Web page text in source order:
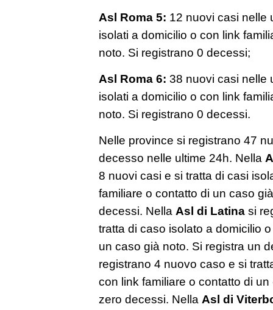
Asl Roma 5: 12 nuovi casi nelle
isolati a domicilio o con link
noto. Si registrano 0 decessi;
Asl Roma 6: 38 nuovi casi nelle
isolati a domicilio o con link
noto. Si registrano 0 decessi.
Nelle province si registrano 47
decesso nelle ultime 24h. Nella
8 nuovi casi e si tratta di casi
familiare o contatto di un caso
decessi. Nella Asl di Latina si
tratta di caso isolato a domicilio
un caso già noto. Si registra un
registrano 4 nuovo caso e si
con link familiare o contatto di
zero decessi. Nella Asl di